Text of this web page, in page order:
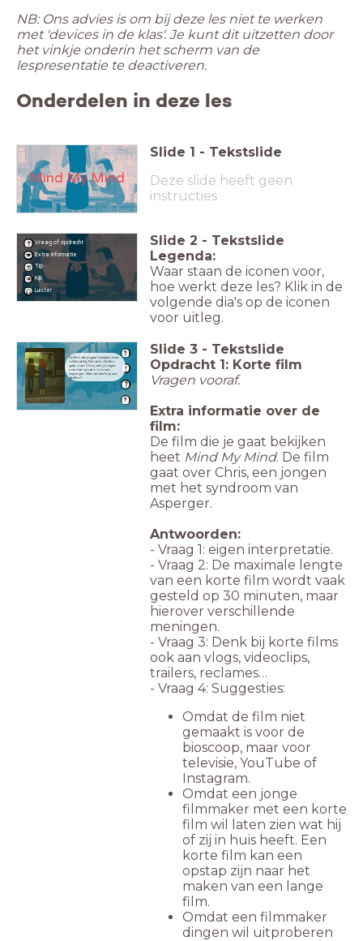
NB: Ons advies is om bij deze les niet te werken
met 'devices in de klas'. Je kunt dit uitzetten door
het vinkje onderin het scherm van de
lespresentatie te deactiveren.
Onderdelen in deze les
Mind My Mind
Slide 1 - Tekstslide
Deze slide heeft geen
instructies
Vraag of opdracht
Extra informatie
Tip
Kijk
Luister
Slide 2 - Tekstslide
Legenda:
Waar staan de iconen voor,
hoe werkt deze les? Klik in de
volgende dia's op de iconen
voor uitleg.
De film die je gaat bekijken heet
<i>Mind My Mind</i>. De film
gaat over Chris, een jongen
met het syndroom van
Asperger. Wat verwacht je van
de film?
Slide 3 - Tekstslide
Opdracht 1: Korte film
Vragen vooraf.
Extra informatie over de
film:
De film die je gaat bekijken
heet Mind My Mind. De film
gaat over Chris, een jongen
met het syndroom van
Asperger.
Antwoorden:
- Vraag 1: eigen interpretatie.
- Vraag 2: De maximale lengte
van een korte film wordt vaak
gesteld op 30 minuten, maar
hierover verschillende
meningen.
- Vraag 3: Denk bij korte films
ook aan vlogs, videoclips,
trailers, reclames…
- Vraag 4: Suggesties:
Omdat de film niet
gemaakt is voor de
bioscoop, maar voor
televisie, YouTube of
Instagram.
Omdat een jonge
filmmaker met een korte
film wil laten zien wat hij
of zij in huis heeft. Een
korte film kan een
opstap zijn naar het
maken van een lange
film.
Omdat een filmmaker
dingen wil uitproberen